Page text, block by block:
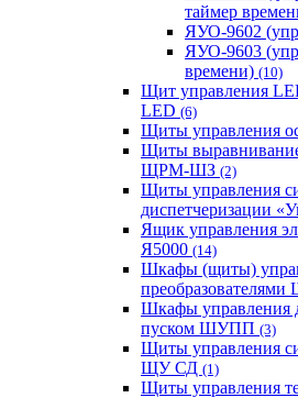
таймер
ЯУО-9602
ЯУО-9603
времени) (10)
Щит управления
LED (6)
Щиты управления
Щиты
ЩРМ-ШЗ (2)
Щиты управления
диспетчеризации
Ящик управления
Я5000 (14)
Шкафы (щиты)
Шкафы управления
пуском ШУПП (3)
Щиты управления
ЩУ СД (1)
Щиты управления